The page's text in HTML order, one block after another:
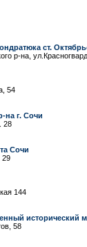
ст.
р-на,
54
на г. Сочи
28
Сочи
29
144
исторический
58